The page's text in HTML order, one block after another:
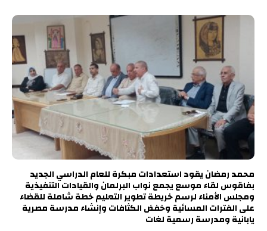
محمد رمضان يقود استعدادات مبكرة للعام الدراسي الجديد
بفاقوس لقاء موسع يجمع نواب البرلمان والقيادات التنفيذية
ومجلس الأمناء لرسم خريطة تطوير التعليم خطة شاملة للقضاء
على الفترات المسائية وخفض الكثافات وإنشاء مدرسة مصرية
يابانية ومدرسة رسمية لغات